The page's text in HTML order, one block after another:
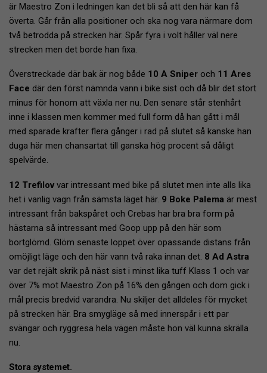
är Maestro Zon i ledningen kan det bli så att den här kan få
överta. Går från alla positioner och ska nog vara närmare dom
två betrodda på strecken här. Spår fyra i volt håller väl nere
strecken men det borde han fixa.
Överstreckade där bak är nog både 10 A Sniper och 11 Ares
Face där den först nämnda vann i bike sist och då blir det stort
minus för honom att växla ner nu. Den senare står stenhårt
inne i klassen men kommer med full form då han gått i mål
med sparade krafter flera gånger i rad på slutet så kanske han
duga här men chansartat till ganska hög procent så dåligt
spelvärde.
12 Trefilov var intressant med bike på slutet men inte alls lika
het i vanlig vagn från sämsta läget här. 9 Boke Palema är mest
intressant från bakspåret och Crebas har bra bra form på
hästarna så intressant med Goop upp på den här som
bortglömd. Glöm senaste loppet över opassande distans från
omöjligt läge och den här vann två raka innan det. 8 Ad Astra
var det rejält skrik på näst sist i minst lika tuff Klass 1 och var
över 7% mot Maestro Zon på 16% den gången och dom gick i
mål precis bredvid varandra. Nu skiljer det alldeles för mycket
på strecken här. Bra smygläge så med innerspår i ett par
svängar och ryggresa hela vägen måste hon väl kunna skrälla
nu.
Stora systemet.